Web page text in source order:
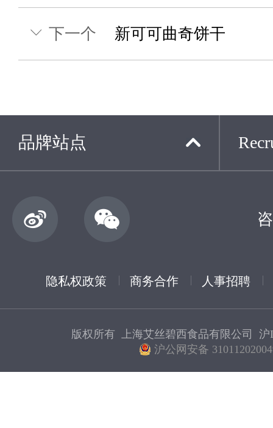
下一个 新可可曲奇饼干
品牌站点
隐私权政策 商务合作 人事招聘
版权所有 上海艾丝碧西食品有限公司 沪
沪公网安备